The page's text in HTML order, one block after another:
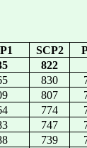
SCP2
822
830
807
774
747
739